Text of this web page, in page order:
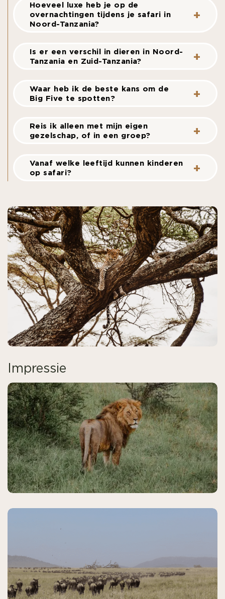
Hoeveel luxe heb je op de
overnachtingen tijdens je safari in
Noord-Tanzania?
Is er een verschil in dieren in Noord-
Tanzania en Zuid-Tanzania?
Waar heb ik de beste kans om de
Big Five te spotten?
Reis ik alleen met mijn eigen
gezelschap, of in een groep?
Vanaf welke leeftijd kunnen kinderen
op safari?
Impressie